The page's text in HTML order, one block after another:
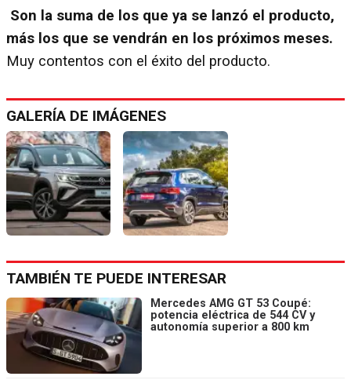
Son la suma de los que ya se lanzó el producto,
más los que se vendrán en los próximos meses.
Muy contentos con el éxito del producto.
GALERÍA DE IMÁGENES
TAMBIÉN TE PUEDE INTERESAR
Mercedes AMG GT 53 Coupé:
potencia eléctrica de 544 CV y
autonomía superior a 800 km